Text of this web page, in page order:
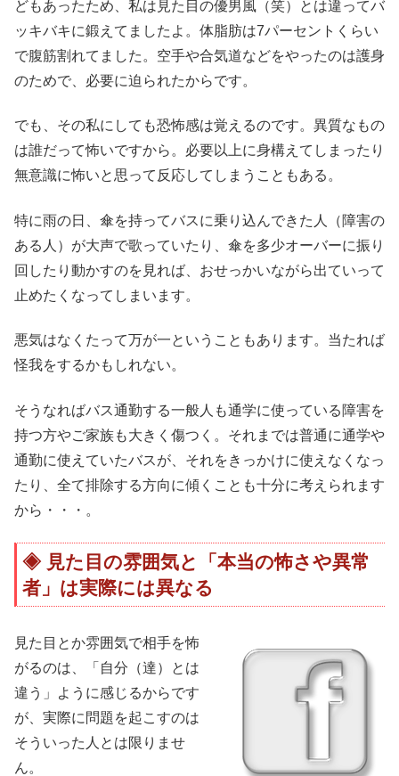
どもあったため、私は見た目の優男風（笑）とは違ってバ
ッキバキに鍛えてましたよ。体脂肪は7パーセントくらい
で腹筋割れてました。空手や合気道などをやったのは護身
のためで、必要に迫られたからです。
でも、その私にしても恐怖感は覚えるのです。異質なもの
は誰だって怖いですから。必要以上に身構えてしまったり
無意識に怖いと思って反応してしまうこともある。
特に雨の日、傘を持ってバスに乗り込んできた人（障害の
ある人）が大声で歌っていたり、傘を多少オーバーに振り
回したり動かすのを見れば、おせっかいながら出ていって
止めたくなってしまいます。
悪気はなくたって万が一ということもあります。当たれば
怪我をするかもしれない。
そうなればバス通勤する一般人も通学に使っている障害を
持つ方やご家族も大きく傷つく。それまでは普通に通学や
通勤に使えていたバスが、それをきっかけに使えなくなっ
たり、全て排除する方向に傾くことも十分に考えられます
から・・・。
見た目の雰囲気と「本当の怖さや異常
者」は実際には異なる
見た目とか雰囲気で相手を怖
がるのは、「自分（達）とは
違う」ように感じるからです
が、実際に問題を起こすのは
そういった人とは限りませ
ん。